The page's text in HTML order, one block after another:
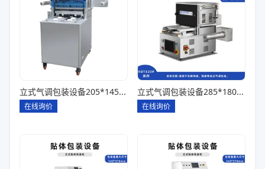
立式气调包装设备205*145*85一出四
在线询价
立式气调包装设备285*180*80一出一
在线询价